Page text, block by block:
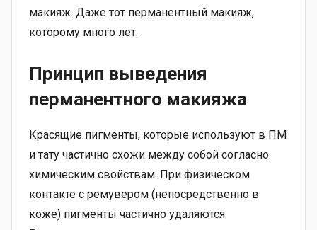
макияж. Даже тот перманентный макияж,
которому много лет.
Принцип выведения
перманентного макияжа
Красящие пигменты, которые используют в ПМ
и тату частично схожи между собой согласно
химическим свойствам. При физическом
контакте с ремувером (непосредственно в
коже) пигменты частично удаляются.